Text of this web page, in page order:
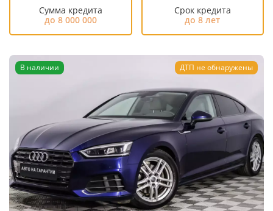
Сумма кредита
до 8 000 000
Срок кредита
до 8 лет
В наличии ДТП не обнаружены